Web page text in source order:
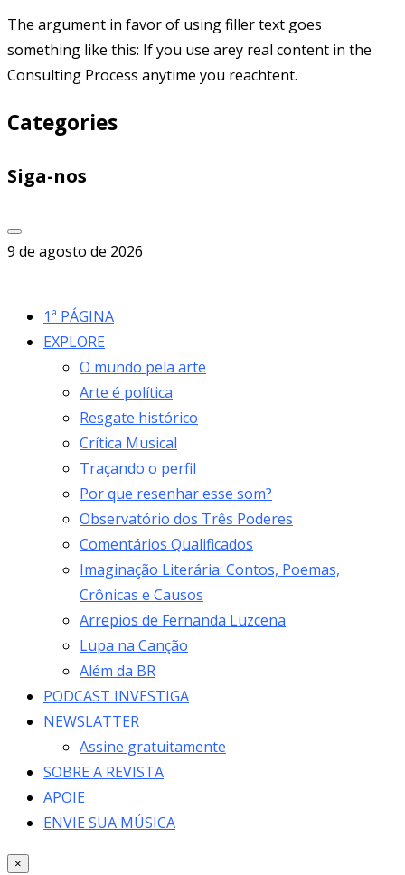
The argument in favor of using filler text goes
something like this: If you use arey real content in the
Consulting Process anytime you reachtent.
Categories
Siga-nos
9 de agosto de 2026
1ª PÁGINA
EXPLORE
O mundo pela arte
Arte é política
Resgate histórico
Crítica Musical
Traçando o perfil
Por que resenhar esse som?
Observatório dos Três Poderes
Comentários Qualificados
Imaginação Literária: Contos, Poemas,
Crônicas e Causos
Arrepios de Fernanda Luzcena
Lupa na Canção
Além da BR
PODCAST INVESTIGA
NEWSLATTER
Assine gratuitamente
SOBRE A REVISTA
APOIE
ENVIE SUA MÚSICA
×